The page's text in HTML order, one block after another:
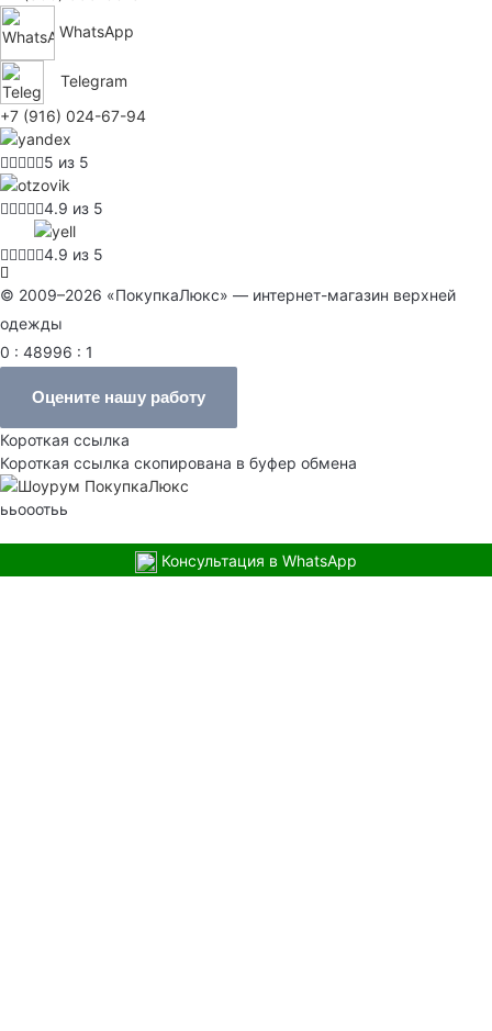
WhatsApp
Telegram
+7 (916) 024-67-94
5 из 5
4.9 из 5
4.9 из 5
© 2009–2026 «ПокупкаЛюкс» — интернет-магазин верхней
одежды
0 : 48996 : 1
Оцените нашу работу
Короткая ссылка
Короткая ссылка скопирована в буфер обмена
ььооотьь
Консультация в WhatsApp